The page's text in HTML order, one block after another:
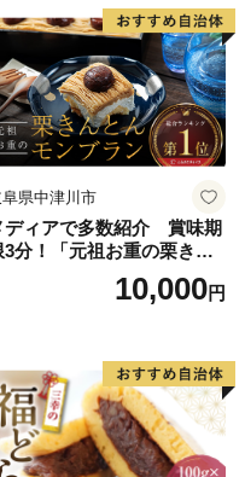
産アイス 道産アイスクリ
ム ギフト 詰合せ 詰め合わ
ふるさと納税 ）
県中津川市
ディアで多数紹介 賞味期
3分！「元祖お重の栗きん
んモンブラン」 【未来の
褒美】スイーツ 栗 モンブ
菓子 F4N-2298
10,000円